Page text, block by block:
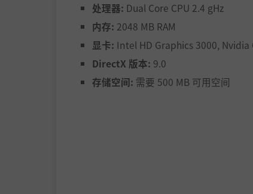
处理器: Dual Core CPU 2.4 gHz
内存: 2048 MB RAM
显卡: Intel HD Graphics 3000, Nvidia
DirectX 版本: 9.0
存储空间: 需要 500 MB 可用空间